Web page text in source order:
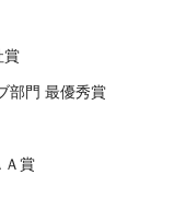
賞
部門 最優秀賞
Ａ賞